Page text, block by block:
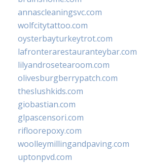
annascleaningsvc.com
wolfcitytattoo.com
oysterbayturkeytrot.com
lafronterarestauranteybar.com
lilyandrosetearoom.com
olivesburgberrypatch.com
theslushkids.com
giobastian.com
glpascensori.com
rifloorepoxy.com
woolleymillingandpaving.com
uptonpvd.com